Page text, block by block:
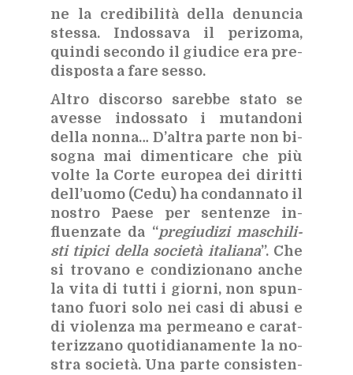
ne la cre­di­bi­li­tà del­la de­nun­cia
stes­sa. In­dos­sa­va il pe­ri­zo­ma,
quin­di se­con­do il giu­di­ce era pre­
di­spo­sta a fare ses­so.
Al­tro di­scor­so sa­reb­be sta­to se
aves­se in­dos­sa­to i mu­tan­do­ni
del­la non­na… D’al­tra par­te non bi­
so­gna mai di­men­ti­ca­re che più
vol­te la Cor­te eu­ro­pea dei di­rit­ti
del­l’uo­mo (Cedu) ha con­dan­na­to il
no­stro Pae­se per sen­ten­ze in­
fluen­za­te da “pre­giu­di­zi ma­schi­li­
sti ti­pi­ci del­la so­cie­tà ita­lia­na”. Che
si tro­va­no e con­di­zio­na­no an­che
la vita di tut­ti i gior­ni, non spun­
ta­no fuo­ri solo nei casi di abu­si e
di vio­len­za ma per­mea­no e ca­rat­
te­riz­za­no quo­ti­dia­na­men­te la no­
stra so­cie­tà. Una par­te con­si­sten­